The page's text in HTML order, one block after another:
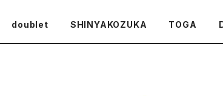
doublet SHINYAKOZUKA TOGA